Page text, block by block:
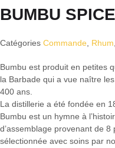
BUMBU
Catégories Commande, Rhum,
Bumbu est produit en petites
la Barbade qui a vue naître
400 ans.
La distillerie a été fondée en
Bumbu est un hymne à
d’assemblage provenant de
sélectionnée avec soins par